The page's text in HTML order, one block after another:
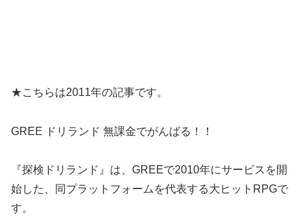
★こちらは2011年の記事です。
GREE ドリランド 無課金でがんばる！！
『探検ドリランド』は、GREEで2010年にサービスを開
始した、同プラットフォームを代表する大ヒットRPGで
す。